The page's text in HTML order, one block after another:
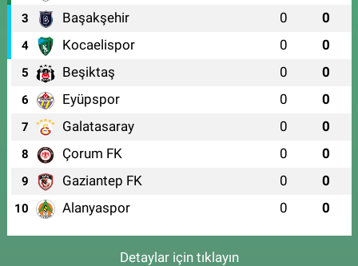
3 Başakşehir 0 0
4 Kocaelispor 0 0
5 Beşiktaş 0 0
6 Eyüpspor 0 0
7 Galatasaray 0 0
8 Çorum FK 0 0
9 Gaziantep FK 0 0
10 Alanyaspor 0 0
Detaylar için tıklayın